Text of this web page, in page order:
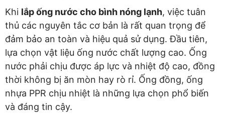
Khi lắp ống nước cho bình nóng lạnh, việc tuân
thủ các nguyên tắc cơ bản là rất quan trọng để
đảm bảo an toàn và hiệu quả sử dụng. Đầu tiên,
lựa chọn vật liệu ống nước chất lượng cao. Ống
nước phải chịu được áp lực và nhiệt độ cao, đồng
thời không bị ăn mòn hay rò rỉ. Ống đồng, ống
nhựa PPR chịu nhiệt là những lựa chọn phổ biến
và đáng tin cậy.